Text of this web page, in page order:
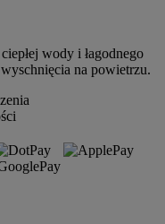
wody i łagodnego
na powietrzu.